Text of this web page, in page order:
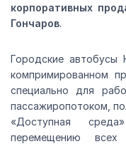
корпоративных
Гончаров.
Городские
компримированном
специально для
пассажиропотоком,
«Доступная
перемещению всех